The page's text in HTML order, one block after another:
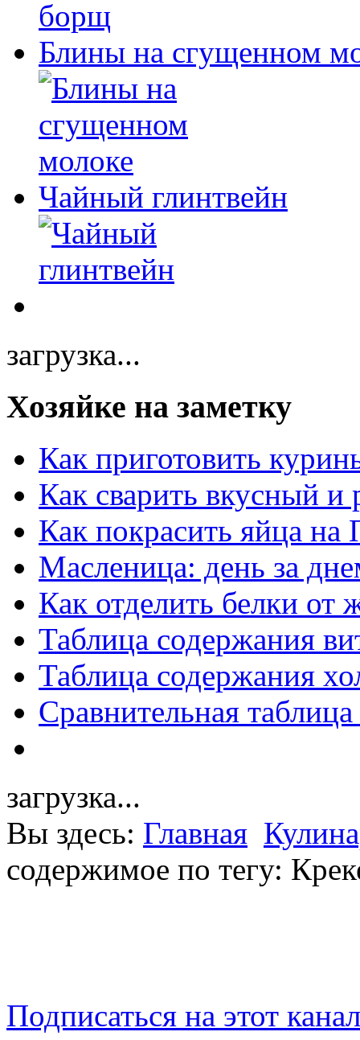
Блины на сгущенном
Чайный глинтвейн
загрузка...
Хозяйке на заметку
Как приготовить
Как сварить вкусный и
Как покрасить яйца на
Масленица: день за
Как отделить белки от
Таблица содержания
Таблица содержания
Сравнительная
загрузка...
Вы здесь: Главная
содержимое по тегу:
Подписаться на этот